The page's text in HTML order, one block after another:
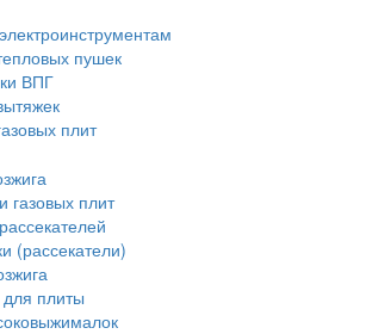
пушек
ВПГ
плит
газовых плит
(рассекатели)
плиты